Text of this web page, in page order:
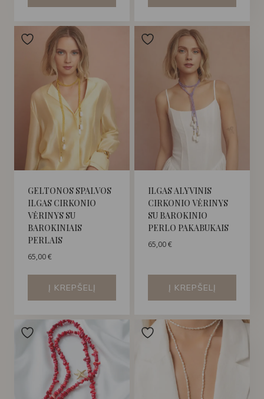
GELTONOS SPALVOS
ILGAS CIRKONIO
VĖRINYS SU
BAROKINIAIS
PERLAIS
65,00€
Į KREPŠELĮ
ILGAS ALYVINIS
CIRKONIO VĖRINYS
SU BAROKINIO
PERLO PAKABUKAIS
65,00€
Į KREPŠELĮ